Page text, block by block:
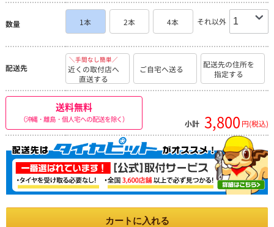
数量 1本 2本 4本 それ以外
配送先
＼手間なし簡単／
近くの取付店へ
直送する
ご自宅へ送る
配送先の住所を
指定する
送料無料
（沖縄・離島・個人宅への配送を除く） 小計 3,800 円(税込)
カートに入れる